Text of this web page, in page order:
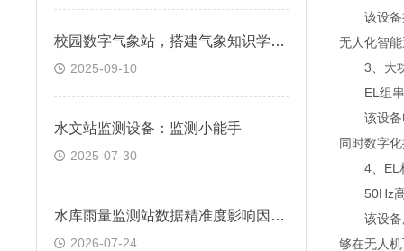
校园数字气象站，搭建气象知识学习新平台
2025-09-10
水文站监测设备：监测小能手
2025-07-30
水库雨量监测站数据精准度影响因素及校准方法
2026-07-24
该设备提
⽆⼈化智
3、⼤功
EL组串
该设备电
同时数字
4、EL
50Hz⾼
该设备所
够在⽆⼈